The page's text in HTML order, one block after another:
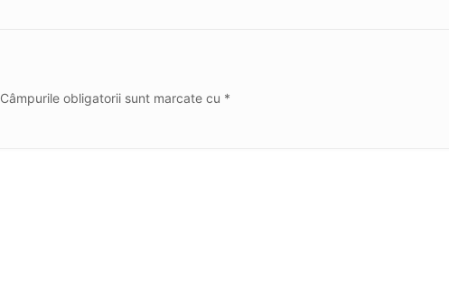
Câmpurile obligatorii sunt marcate cu *